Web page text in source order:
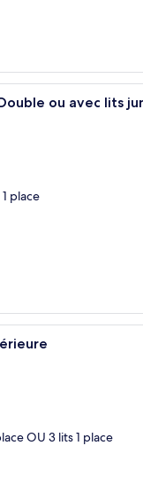
Une
ou avec lits
place
Une
OU 3 lits 1 place